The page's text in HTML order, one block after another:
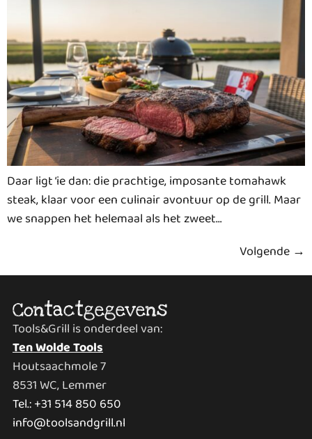
Daar ligt ‘ie dan: die prachtige, imposante tomahawk
steak, klaar voor een culinair avontuur op de grill. Maar
we snappen het helemaal als het zweet…
Volgende →
Contactgegevens
Tools&Grill is onderdeel van:
Ten Wolde Tools
Houtsaachmole 7
8531 WC, Lemmer
Tel.: +31 514 850 650
info@toolsandgrill.nl